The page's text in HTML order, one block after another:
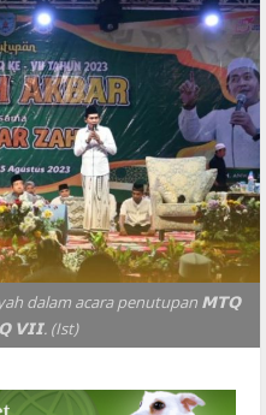
dalam acara penutupan 𝗠𝗧𝗤
𝗩𝗜𝗜. (Ist)